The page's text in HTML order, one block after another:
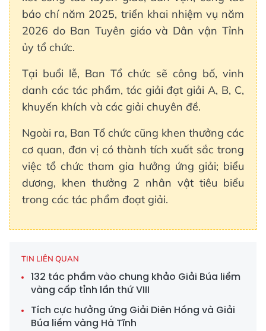
báo chí năm 2025, triển khai nhiệm vụ năm
2026 do Ban Tuyên giáo và Dân vận Tỉnh
ủy tổ chức.
Tại buổi lễ, Ban Tổ chức sẽ công bố, vinh
danh các tác phẩm, tác giải đạt giải A, B, C,
khuyến khích và các giải chuyên đề.
Ngoài ra, Ban Tổ chức cũng khen thưởng các
cơ quan, đơn vị có thành tích xuất sắc trong
việc tổ chức tham gia hưởng ứng giải; biểu
dương, khen thưởng 2 nhân vật tiêu biểu
trong các tác phẩm đoạt giải.
TIN LIÊN QUAN
132 tác phẩm vào chung khảo Giải Búa liềm
vàng cấp tỉnh lần thứ VIII
Tích cực hưởng ứng Giải Diên Hồng và Giải
Búa liềm vàng Hà Tĩnh